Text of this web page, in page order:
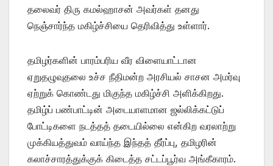
தலைவர் திரு கமல்ஹாசன் அவர்கள் தனது
நெஞ்சார்ந்த மகிழ்ச்சியை தெரிவித்து உள்ளார்.
தமிழர்களின் பாரம்பரிய வீர விளையாட்டான
ஏறுதழுவுதலை உச்ச நீதிமன்ற அரசியல் சாசன அமர்வு
ஏற்றுக் கொண்டது மிகுந்த மகிழ்ச்சி அளிக்கிறது.
தமிழ்ப் பண்பாட்டின் அடையாளமான ஜல்லிக்கட்டுப்
போட்டிகளை நடத்தத் தடையில்லை என்கிற வரலாற்று
முக்கியத்துவம் வாய்ந்த இந்தத் தீர்ப்பு, தமிழரின்
கலாச்சாரத்துக்குக் கிடைத்த சட்டப்பூர்வ அங்கீகாரம்.